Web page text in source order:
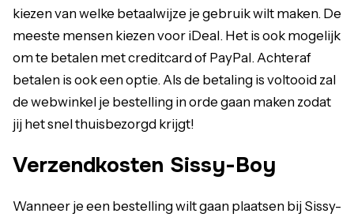
kiezen van welke betaalwijze je gebruik wilt maken. De
meeste mensen kiezen voor iDeal. Het is ook mogelijk
om te betalen met creditcard of PayPal. Achteraf
betalen is ook een optie. Als de betaling is voltooid zal
de webwinkel je bestelling in orde gaan maken zodat
jij het snel thuisbezorgd krijgt!
Verzendkosten Sissy-Boy
Wanneer je een bestelling wilt gaan plaatsen bij Sissy-